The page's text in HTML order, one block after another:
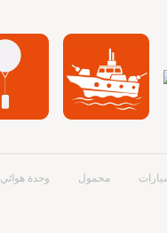
وحدة هوائي GPS الذكي محمول